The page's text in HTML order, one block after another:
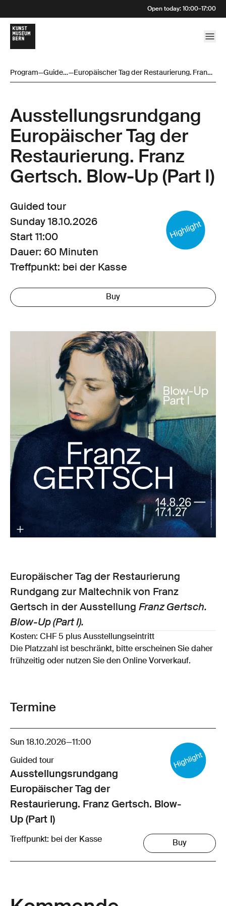
Open today: 10:00–17:00
Program—Guided
tour
—Europäischer Tag der Restaurierung. Franz
Gertsch. Blow-Up (Part I)
Ausstellungsrund­gang
Europäischer Tag der
Restaurierung. Franz
Gertsch. Blow-Up (Part I)
Guided tour
Sunday 18.10.2026
Start 11:00
Dauer: 60 Minuten
Treffpunkt: bei der Kasse
Buy
Europäischer Tag der Restaurierung
Rundgang zur Maltechnik von Franz
Gertsch in der Ausstellung Franz Gertsch.
Blow-Up (Part I).
Kosten: CHF 5 plus Ausstellungseintritt
Die Platzzahl ist beschränkt, bitte erscheinen Sie daher
frühzeitig oder nutzen Sie den Online Vorverkauf.
Termine
Sun 18.10.2026—11:00
Guided tour
Ausstellungsrund­gang
Europäischer Tag der
Restaurierung. Franz Gertsch. Blow-
Up (Part I)
Treffpunkt: bei der Kasse Buy